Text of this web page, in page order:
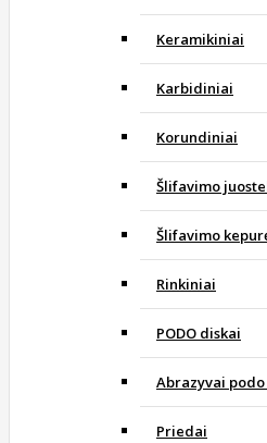
Keramikiniai
Karbidiniai
Korundiniai
Šlifavimo
Šlifavimo
Rinkiniai
PODO diskai
Abrazyvai
Priedai